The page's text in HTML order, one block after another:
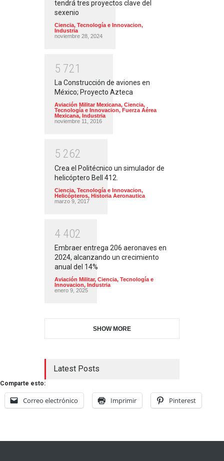
tendrá tres proyectos clave del
sexenio
Ciencia, Tecnología e Innovacion,
Industria
noviembre 28, 2024
5 721
La Construcción de aviones en
México; Proyecto Azteca
Aviación Militar Mexicana, Ciencia,
Tecnología e Innovacion, Fuerza Aérea
Mexicana, Industria
noviembre 11, 2016
5 262
Crea el Politécnico un simulador de
helicóptero Bell 412.
Ciencia, Tecnología e Innovacion,
Helicópteros, Historia Aeronautica
marzo 9, 2017
4 402
Embraer entrega 206 aeronaves en
2024, alcanzando un crecimiento
anual del 14%
Aviación Militar, Ciencia, Tecnología e
Innovacion, Industria
enero 9, 2025
SHOW MORE
Latest Posts
Comparte esto:
Correo electrónico Imprimir Pinterest